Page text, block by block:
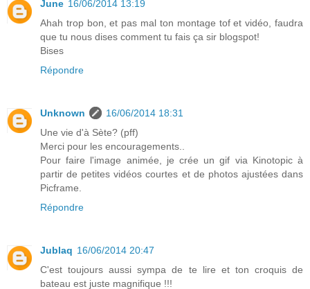
June 16/06/2014 13:19
Ahah trop bon, et pas mal ton montage tof et vidéo, faudra
que tu nous dises comment tu fais ça sir blogspot!
Bises
Répondre
Unknown
16/06/2014 18:31
Une vie d'à Sète? (pff)
Merci pour les encouragements..
Pour faire l'image animée, je crée un gif via Kinotopic à
partir de petites vidéos courtes et de photos ajustées dans
Picframe.
Répondre
Jublaq 16/06/2014 20:47
C'est toujours aussi sympa de te lire et ton croquis de
bateau est juste magnifique !!!